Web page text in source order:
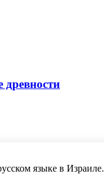
языке в Израиле.